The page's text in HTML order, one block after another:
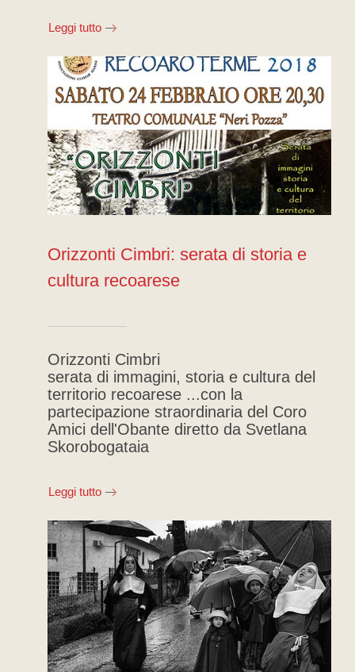
Leggi tutto
Orizzonti Cimbri: serata di storia e
cultura recoarese
Orizzonti Cimbri
serata di immagini, storia e cultura del
territorio recoarese ...con la
partecipazione straordinaria del Coro
Amici dell'Obante diretto da Svetlana
Skorobogataia
Leggi tutto